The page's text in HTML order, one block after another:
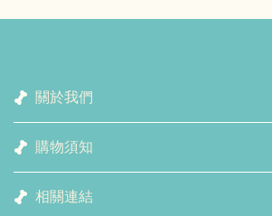
關於我們
購物須知
相關連結